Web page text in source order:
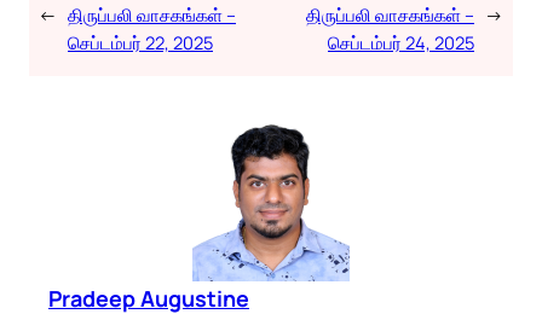
← திருப்பலி வாசகங்கள் –
செப்டம்பர் 22, 2025
திருப்பலி வாசகங்கள் –
செப்டம்பர் 24, 2025
→
Pradeep Augustine